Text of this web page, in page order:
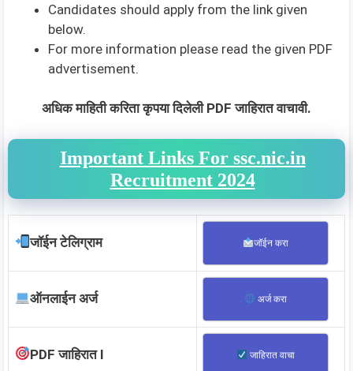
Candidates should apply from the link given
below.
For more information please read the given PDF
advertisement.
अधिक माहिती करिता कृपया दिलेली PDF जाहिरात वाचावी.
Important Links For ssc.nic.in
Recruitment 2024
जॉईन टेलिग्राम जॉईन करा
ऑनलाईन अर्ज अर्ज करा
PDF जाहिरात I जाहिरात वाचा